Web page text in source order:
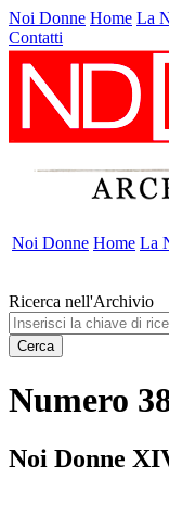
Noi Donne Home La
Contatti
Noi Donne Home La
Ricerca nell'Archivio
Cerca
Numero
Noi Donne